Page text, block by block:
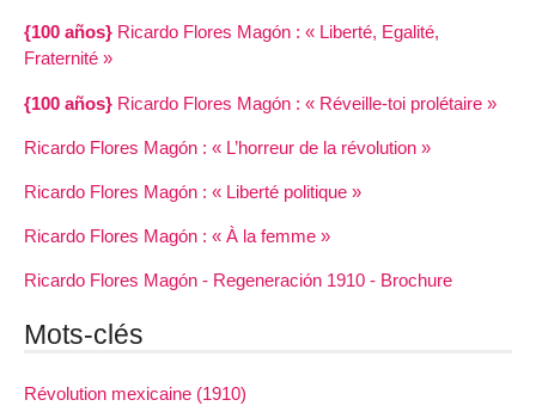
{100 años} Ricardo Flores Magón : « Liberté, Egalité,
Fraternité »
{100 años} Ricardo Flores Magón : « Réveille-toi prolétaire »
Ricardo Flores Magón : « L’horreur de la révolution »
Ricardo Flores Magón : « Liberté politique »
Ricardo Flores Magón : « À la femme »
Ricardo Flores Magón - Regeneración 1910 - Brochure
Mots-clés
Révolution mexicaine (1910)